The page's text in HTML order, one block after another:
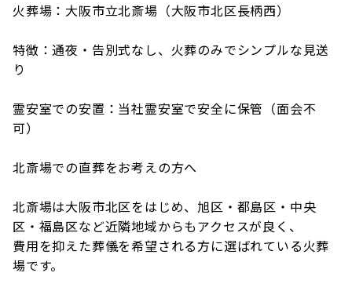
火葬場：大阪市立北斎場（大阪市北区長柄西）
特徴：通夜・告別式なし、火葬のみでシンプルな見送
り
霊安室での安置：当社霊安室で安全に保管（面会不
可）
北斎場での直葬をお考えの方へ
北斎場は大阪市北区をはじめ、旭区・都島区・中央
区・福島区など近隣地域からもアクセスが良く、
費用を抑えた葬儀を希望される方に選ばれている火葬
場です。